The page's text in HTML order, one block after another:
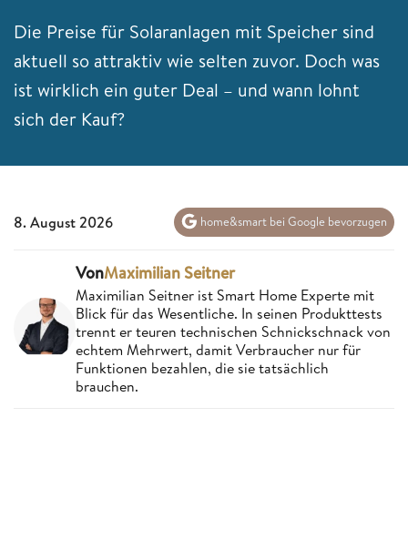
Die Preise für Solaranlagen mit Speicher sind
aktuell so attraktiv wie selten zuvor. Doch was
ist wirklich ein guter Deal – und wann lohnt
sich der Kauf?
8. August 2026 home&smart bei Google bevorzugen
VonMaximilian Seitner
Maximilian Seitner ist Smart Home Experte mit
Blick für das Wesentliche. In seinen Produkttests
trennt er teuren technischen Schnickschnack von
echtem Mehrwert, damit Verbraucher nur für
Funktionen bezahlen, die sie tatsächlich
brauchen.